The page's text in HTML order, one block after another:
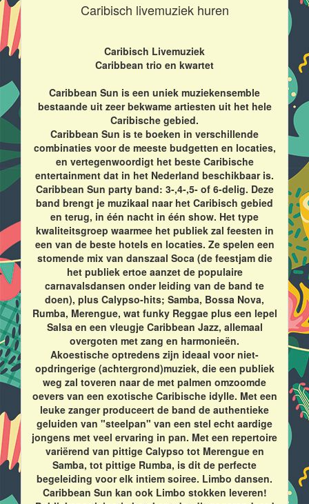
Caribisch livemuziek huren
Caribisch Livemuziek
Caribbean trio en kwartet
Caribbean Sun is een uniek muziekensemble
bestaande uit zeer bekwame artiesten uit het hele
Caribische gebied.
Caribbean Sun is te boeken in verschillende
combinaties voor de meeste budgetten en locaties,
en vertegenwoordigt het beste Caribische
entertainment dat in het Nederland beschikbaar is.
Caribbean Sun party band: 3-,4-,5- of 6-delig. Deze
band brengt je muzikaal naar het Caribisch gebied
en terug, in één nacht in één show. Het type
kwaliteitsgroep waarmee het publiek zal feesten in
een van de beste hotels en locaties. Ze spelen een
stomende mix van danszaal Soca (de feestjam die
het publiek ertoe aanzet de populaire
carnavalsdansen onder leiding van de band te
doen), plus Calypso-hits; Samba, Bossa Nova,
Rumba, Merengue, wat funky Reggae plus een lepel
Salsa en een vleugje Caribbean Jazz, allemaal
overgoten met zang en harmonieën.
Akoestische optredens zijn ideaal voor niet-
opdringerige (achtergrond)muziek, die een publiek
weg zal toveren naar de met palmen omzoomde
oevers van een exotische Caribische idylle. Met een
leuke zanger produceert de band de authentieke
geluiden van "steelpan" van een stel echt aardige
jongens met veel ervaring in pan. Met een repertoire
variërend van pittige Calypso tot Merengue en
Samba, tot pittige Rumba, is dit de perfecte
begeleiding voor elk intiem soiree. Limbo dansen.
Caribbean Sun kan ook Limbo stokken leveren!